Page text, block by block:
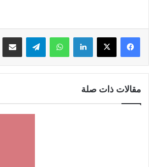
لينكدإن واتساب
مقالات ذات صلة